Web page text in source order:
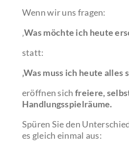
Wenn wir uns fragen:
‚Was möchte ich heute
statt:
‚Was muss ich heute alles
eröffnen sich freiere,
Handlungsspielräume.
Spüren Sie den
es gleich einmal aus: